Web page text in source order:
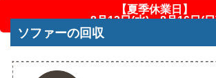
【夏季休業日】
8月12日(水)～8月16日(
ソファーの回収